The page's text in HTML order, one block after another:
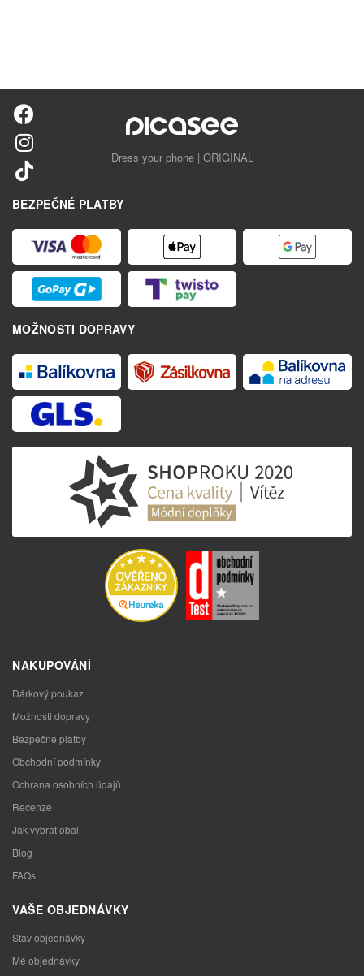
Dress your phone | ORIGINAL
BEZPEČNÉ PLATBY
MOŽNOSTI DOPRAVY
NAKUPOVÁNÍ
Dárkový poukaz
Možnosti dopravy
Bezpečné platby
Obchodní podmínky
Ochrana osobních údajů
Recenze
Jak vybrat obal
Blog
FAQs
VAŠE OBJEDNÁVKY
Stav objednávky
Mé objednávky